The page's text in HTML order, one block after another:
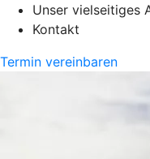
Unser vielseitiges
Kontakt
Termin vereinbaren